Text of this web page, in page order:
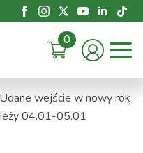
0
Udane wejście w nowy rok
04.01-05.01